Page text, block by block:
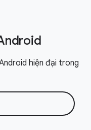
hiện đại trong